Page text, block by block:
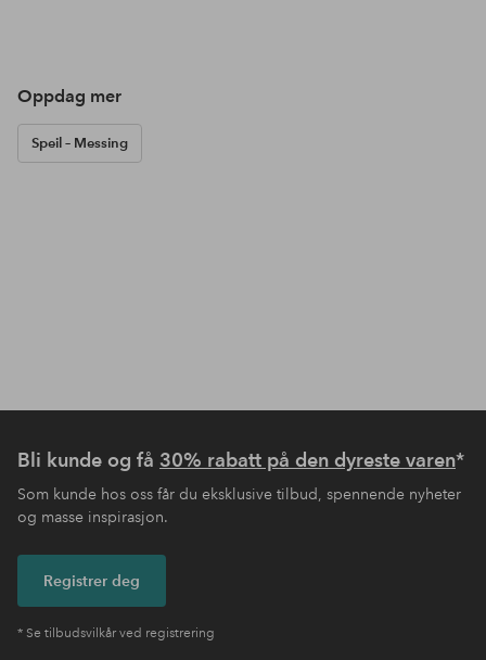
Oppdag mer
Speil – Messing
Bli kunde og få 30% rabatt på den dyreste varen*
Som kunde hos oss får du eksklusive tilbud, spennende nyheter
og masse inspirasjon.
Registrer deg
* Se tilbudsvilkår ved registrering